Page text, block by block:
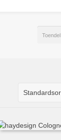
Toendel